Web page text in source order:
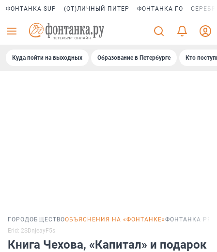
ФОНТАНКА SUP (ОТ)ЛИЧНЫЙ ПИТЕР ФОНТАНКА ГО
Куда пойти на выходных Образование в Петербурге Кто
ГОРОДОБЩЕСТВООБЪЯСНЕНИЯ НА «ФОНТАНКЕ»ФОНТАНКА PRO
Erid: 2SDnjeayF5s
Книга Чехова, «Капитал» и подарок